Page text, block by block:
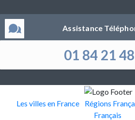
Assistance
01 84 21
Les villes en France Régions
Français